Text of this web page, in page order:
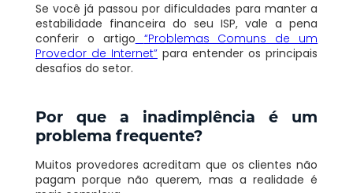
Se você já passou por dificuldades para manter a
estabilidade financeira do seu ISP, vale a pena
conferir o artigo “Problemas Comuns de um
Provedor de Internet”para entender os principais
desafios do setor.
Por que a inadimplência é um
problema frequente?
Muitos provedores acreditam que os clientes não
pagam porque não querem, mas a realidade é